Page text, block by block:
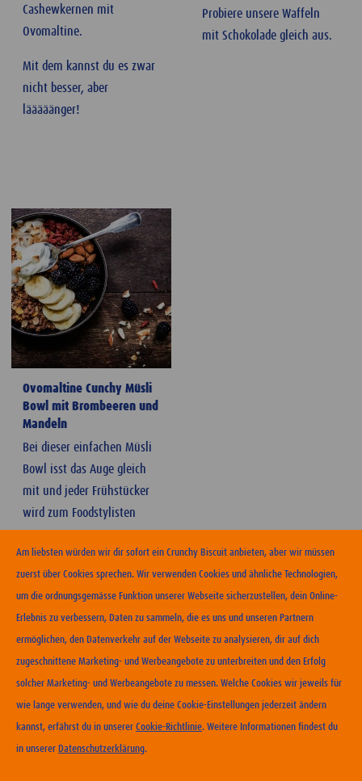
Cashewkernen mit
Ovomaltine.
Mit dem kannst du es zwar
nicht besser, aber
lääääänger!
Probiere unsere Waffeln
mit Schokolade gleich aus.
Ovomaltine Cunchy Müsli
Bowl mit Brombeeren und
Mandeln
Bei dieser einfachen Müsli
Bowl isst das Auge gleich
mit und jeder Frühstücker
wird zum Foodstylisten
ERHÄLTLICHKEIT
KONTAKT
NUTZUNGSBEDINGUNGEN
DATENSCHUTZERKLÄRUNG
Am liebsten würden wir dir sofort ein Crunchy Biscuit anbieten, aber wir müssen
zuerst über Cookies sprechen. Wir verwenden Cookies und ähnliche Technologien,
um die ordnungsgemässe Funktion unserer Webseite sicherzustellen, dein Online-
Erlebnis zu verbessern, Daten zu sammeln, die es uns und unseren Partnern
ermöglichen, den Datenverkehr auf der Webseite zu analysieren, dir auf dich
zugeschnittene Marketing- und Werbeangebote zu unterbreiten und den Erfolg
solcher Marketing- und Werbeangebote zu messen. Welche Cookies wir jeweils für
wie lange verwenden, und wie du deine Cookie-Einstellungen jederzeit ändern
kannst, erfährst du in unserer Cookie-Richtlinie. Weitere Informationen findest du
in unserer Datenschutzerklärung.